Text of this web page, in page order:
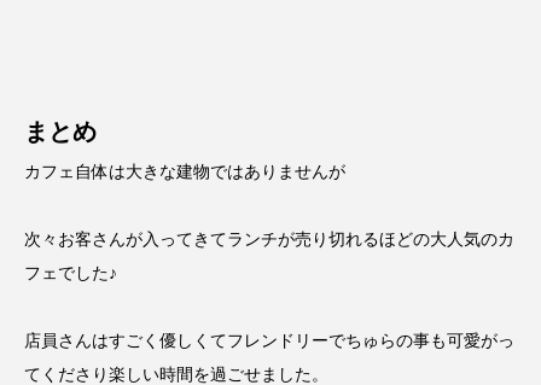
まとめ
カフェ自体は大きな建物ではありませんが
次々お客さんが入ってきてランチが売り切れるほどの大人気のカ
フェでした♪
店員さんはすごく優しくてフレンドリーでちゅらの事も可愛がっ
てくださり楽しい時間を過ごせました。